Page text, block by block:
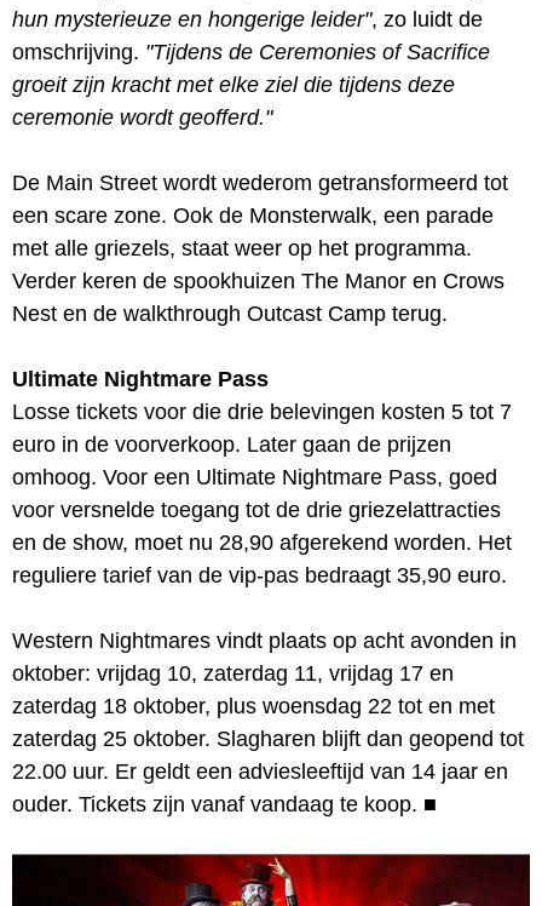
hun mysterieuze en hongerige leider", zo luidt de
omschrijving. "Tijdens de Ceremonies of Sacrifice
groeit zijn kracht met elke ziel die tijdens deze
ceremonie wordt geofferd."
De Main Street wordt wederom getransformeerd tot
een scare zone. Ook de Monsterwalk, een parade
met alle griezels, staat weer op het programma.
Verder keren de spookhuizen The Manor en Crows
Nest en de walkthrough Outcast Camp terug.
Ultimate Nightmare Pass
Losse tickets voor die drie belevingen kosten 5 tot 7
euro in de voorverkoop. Later gaan de prijzen
omhoog. Voor een Ultimate Nightmare Pass, goed
voor versnelde toegang tot de drie griezelattracties
en de show, moet nu 28,90 afgerekend worden. Het
reguliere tarief van de vip-pas bedraagt 35,90 euro.
Western Nightmares vindt plaats op acht avonden in
oktober: vrijdag 10, zaterdag 11, vrijdag 17 en
zaterdag 18 oktober, plus woensdag 22 tot en met
zaterdag 25 oktober. Slagharen blijft dan geopend tot
22.00 uur. Er geldt een adviesleeftijd van 14 jaar en
ouder. Tickets zijn vanaf vandaag te koop. ■